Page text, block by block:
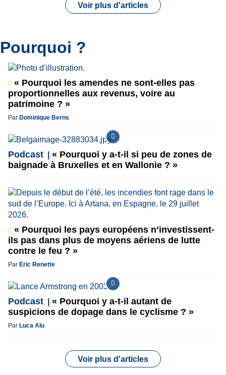
Voir plus d'articles
Pourquoi ?
« Pourquoi les amendes ne sont-elles pas
proportionnelles aux revenus, voire au
patrimoine ? »
Par Dominique Berns
Podcast
« Pourquoi y a-t-il si peu de zones de
baignade à Bruxelles et en Wallonie ? »
« Pourquoi les pays européens n’investissent-
ils pas dans plus de moyens aériens de lutte
contre le feu ? »
Par Eric Renette
Podcast
« Pourquoi y a-t-il autant de
suspicions de dopage dans le cyclisme ? »
Par Luca Alu
Voir plus d'articles